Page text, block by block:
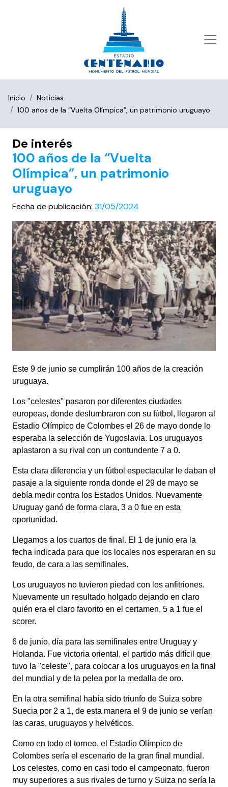
Inicio
Noticias
100 años de la “Vuelta Olímpica”, un patrimonio uruguayo
De interés
100 años de la “Vuelta
Olímpica”, un patrimonio
uruguayo
Fecha de publicación: 31/05/2024
Este 9 de junio se cumplirán 100 años de la creación
uruguaya.
Los "celestes" pasaron por diferentes ciudades
europeas, donde deslumbraron con su fútbol, llegaron al
Estadio Olímpico de Colombes el 26 de mayo donde lo
esperaba la selección de Yugoslavia. Los uruguayos
aplastaron a su rival con un contundente 7 a 0.
Esta clara diferencia y un fútbol espectacular le daban el
pasaje a la siguiente ronda donde el 29 de mayo se
debía medir contra los Estados Unidos. Nuevamente
Uruguay ganó de forma clara, 3 a 0 fue en esta
oportunidad.
Llegamos a los cuartos de final. El 1 de junio era la
fecha indicada para que los locales nos esperaran en su
feudo, de cara a las semifinales.
Los uruguayos no tuvieron piedad con los anfitriones.
Nuevamente un resultado holgado dejando en claro
quién era el claro favorito en el certamen, 5 a 1 fue el
scorer.
6 de junio, día para las semifinales entre Uruguay y
Holanda. Fue victoria oriental, el partido más difícil que
tuvo la "celeste", para colocar a los uruguayos en la final
del mundial y de la pelea por la medalla de oro.
En la otra semifinal había sido triunfo de Suiza sobre
Suecia por 2 a 1, de esta manera el 9 de junio se verían
las caras, uruguayos y helvéticos.
Como en todo el torneo, el Estadio Olímpico de
Colombes sería el escenario de la gran final mundial.
Los celestes, como en casi todo el campeonato, fueron
muy superiores a sus rivales de turno y Suiza no sería la